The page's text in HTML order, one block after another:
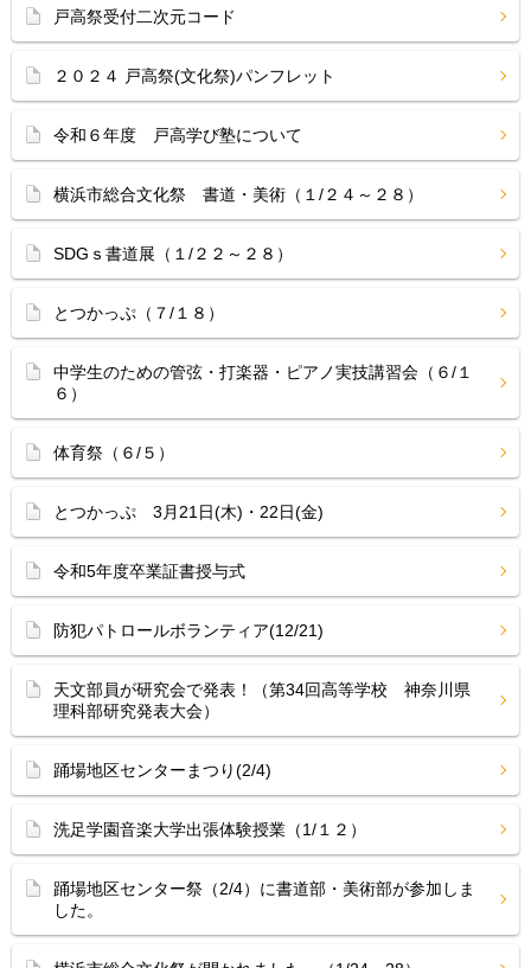
戸高祭受付二次元コード
２０２４ 戸高祭(文化祭)パンフレット
令和６年度 戸高学び塾について
横浜市総合文化祭 書道・美術（１/２４～２８）
SDGｓ書道展（１/２２～２８）
とつかっぷ（７/１８）
中学生のための管弦・打楽器・ピアノ実技講習会（６/１
６）
体育祭（６/５）
とつかっぷ 3月21日(木)・22日(金)
令和5年度卒業証書授与式
防犯パトロールボランティア(12/21)
天文部員が研究会で発表！（第34回高等学校 神奈川県
理科部研究発表大会）
踊場地区センターまつり(2/4)
洗足学園音楽大学出張体験授業（1/１２）
踊場地区センター祭（2/4）に書道部・美術部が参加しま
した。